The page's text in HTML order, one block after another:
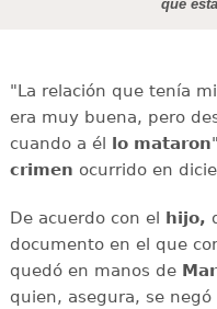
que
"La relación que tenía
era muy buena, pero
cuando a él
lo mataron
crimen ocurrido en
De acuerdo con el hijo,
documento en el que
quedó en manos de
quien, asegura, se